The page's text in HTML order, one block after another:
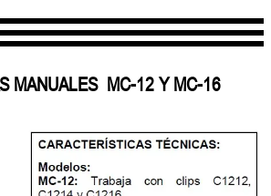
MANUALES MC-12 Y MC-16